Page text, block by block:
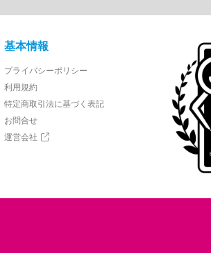
基本情報
プライバシーポリシー
利用規約
特定商取引法に基づく表記
お問合せ
運営会社